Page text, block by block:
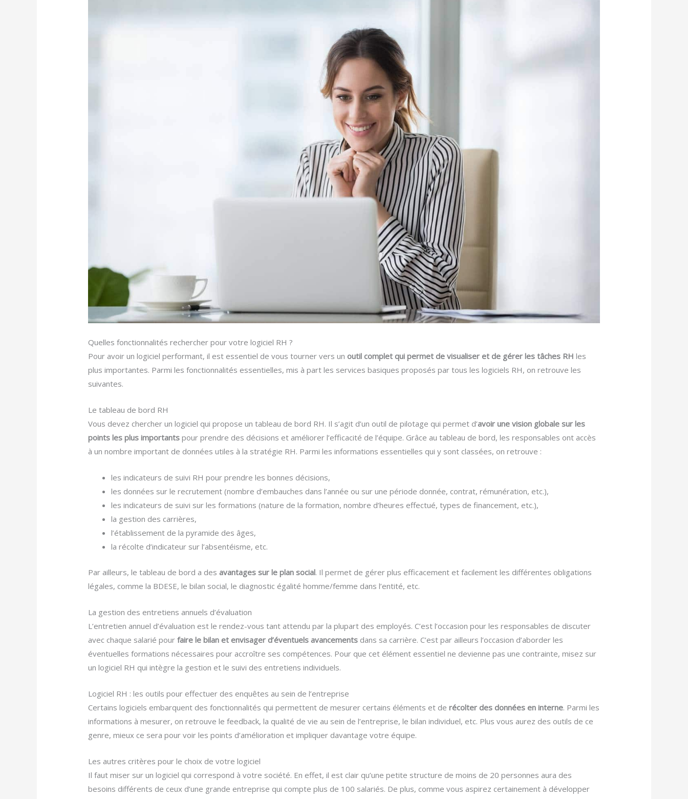
Quelles fonctionnalités rechercher pour votre logiciel RH ?
Pour avoir un logiciel performant, il est essentiel de vous tourner vers unoutil complet qui permet de visualiser et de gérer les tâches RH les
plus importantes. Parmi les fonctionnalités essentielles, mis à part les services basiques proposés par tous les logiciels RH, on retrouve les
suivantes.
Le tableau de bord RH
Vous devez chercher un logiciel qui propose un tableau de bord RH. Il s’agit d’un outil de pilotage qui permet d’avoir une vision globale sur les
points les plus importants pour prendre des décisions et améliorer l’efficacité de l’équipe. Grâce au tableau de bord, les responsables ont accès
à un nombre important de données utiles à la stratégie RH. Parmi les informations essentielles qui y sont classées, on retrouve :
les indicateurs de suivi RH pour prendre les bonnes décisions,
les données sur le recrutement (nombre d’embauches dans l’année ou sur une période donnée, contrat, rémunération, etc.),
les indicateurs de suivi sur les formations (nature de la formation, nombre d’heures effectué, types de financement, etc.),
la gestion des carrières,
l’établissement de la pyramide des âges,
la récolte d’indicateur sur l’absentéisme, etc.
Par ailleurs, le tableau de bord a des avantages sur le plan social. Il permet de gérer plus efficacement et facilement les différentes obligations
légales, comme la BDESE, le bilan social, le diagnostic égalité homme/femme dans l’entité, etc.
La gestion des entretiens annuels d’évaluation
L’entretien annuel d’évaluation est le rendez-vous tant attendu par la plupart des employés. C’est l’occasion pour les responsables de discuter
avec chaque salarié pourfaire le bilan et envisager d’éventuels avancements dans sa carrière. C’est par ailleurs l’occasion d’aborder les
éventuelles formations nécessaires pour accroître ses compétences. Pour que cet élément essentiel ne devienne pas une contrainte, misez sur
un logiciel RH qui intègre la gestion et le suivi des entretiens individuels.
Logiciel RH : les outils pour effectuer des enquêtes au sein de l’entreprise
Certains logiciels embarquent des fonctionnalités qui permettent de mesurer certains éléments et derécolter des données en interne. Parmi les
informations à mesurer, on retrouve le feedback, la qualité de vie au sein de l’entreprise, le bilan individuel, etc. Plus vous aurez des outils de ce
genre, mieux ce sera pour voir les points d’amélioration et impliquer davantage votre équipe.
Les autres critères pour le choix de votre logiciel
Il faut miser sur un logiciel qui correspond à votre société. En effet, il est clair qu’une petite structure de moins de 20 personnes aura des
besoins différents de ceux d’une grande entreprise qui compte plus de 100 salariés. De plus, comme vous aspirez certainement à développer